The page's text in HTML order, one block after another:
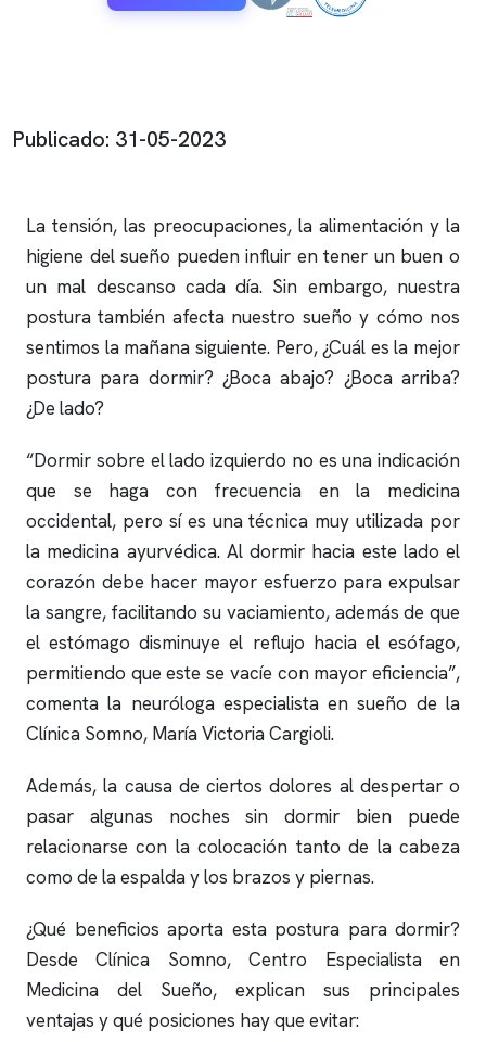
Publicado: 31-05-2023
La tensión, las preocupaciones, la alimentación y la
higiene del sueño pueden influir en tener un buen o
un mal descanso cada día. Sin embargo, nuestra
postura también afecta nuestro sueño y cómo nos
sentimos la mañana siguiente. Pero, ¿Cuál es la mejor
postura para dormir? ¿Boca abajo? ¿Boca arriba?
¿De lado?
“Dormir sobre el lado izquierdo no es una indicación
que se haga con frecuencia en la medicina
occidental, pero sí es una técnica muy utilizada por
la medicina ayurvédica. Al dormir hacia este lado el
corazón debe hacer mayor esfuerzo para expulsar
la sangre, facilitando su vaciamiento, además de que
el estómago disminuye el reflujo hacia el esófago,
permitiendo que este se vacíe con mayor eficiencia”,
comenta la neuróloga especialista en sueño de la
Clínica Somno, María Victoria Cargioli.
Además, la causa de ciertos dolores al despertar o
pasar algunas noches sin dormir bien puede
relacionarse con la colocación tanto de la cabeza
como de la espalda y los brazos y piernas.
¿Qué beneficios aporta esta postura para dormir?
DesdeClínica Somno, Centro Especialista en
Medicina del Sueño, explican sus principales
ventajas y qué posiciones hay que evitar: